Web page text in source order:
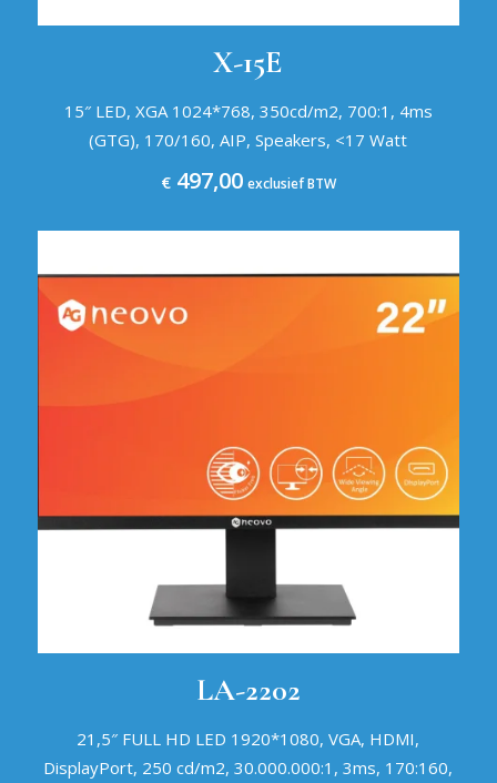
X-15E
15″ LED, XGA 1024*768, 350cd/m2, 700:1, 4ms
(GTG), 170/160, AIP, Speakers, <17 Watt
€497,00 exclusief BTW
LA-2202
21,5″ FULL HD LED 1920*1080, VGA, HDMI,
DisplayPort, 250 cd/m2, 30.000.000:1, 3ms, 170:160,